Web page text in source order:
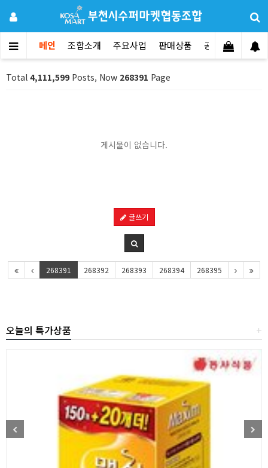
메인 조합소개 주요사업 판매상품 공지사항 문
Total 4,111,599 Posts, Now 268391 Page
게시물이 없습니다.
글쓰기
268391 268392 268393 268394 268395
+
오늘의 특가상품